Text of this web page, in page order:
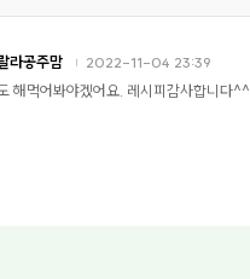
라공주맘 2022-11-04 23:39
해먹어봐야겠어요. 레시피감사합니다^^